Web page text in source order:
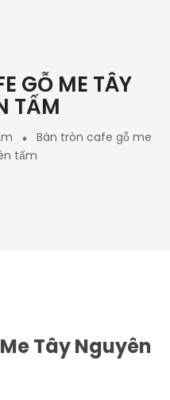
GỖ ME TÂY
TẤM
Bàn tròn cafe gỗ me
tấm
Tây Nguyên